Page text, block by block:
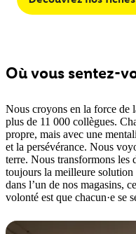
Où vous sentez-
Nous croyons en la force de
plus de 11 000 collègues.
propre, mais avec une
et la persévérance. Nous
terre. Nous transformons les
toujours la meilleure
dans l’un de nos magasins,
volonté est que chacun·e se